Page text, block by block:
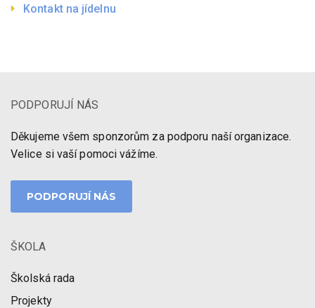
Kontakt na jídelnu
PODPORUJÍ NÁS
Děkujeme všem sponzorům za podporu naší organizace.
Velice si vaší pomoci vážíme.
PODPORUJÍ NÁS
ŠKOLA
Školská rada
Projekty